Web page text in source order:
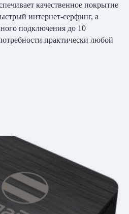
качественное покрытие
интернет-серфинг, а
подключения до 10
практически любой